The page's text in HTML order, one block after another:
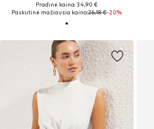
Pradinė kaina: 34,90 €
Paskutinė mažiausia kaina:26,18 €-20%